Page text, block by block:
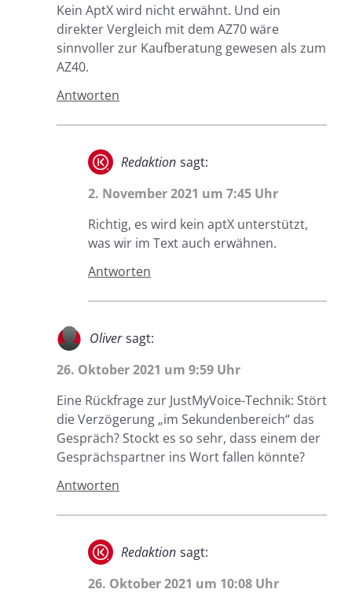
Kein AptX wird nicht erwähnt. Und ein
direkter Vergleich mit dem AZ70 wäre
sinnvoller zur Kaufberatung gewesen als zum
AZ40.
Antworten
Redaktion sagt:
2. November 2021 um 7:45 Uhr
Richtig, es wird kein aptX unterstützt,
was wir im Text auch erwähnen.
Antworten
Oliver sagt:
26. Oktober 2021 um 9:59 Uhr
Eine Rückfrage zur JustMyVoice-Technik: Stört
die Verzögerung „im Sekundenbereich“ das
Gespräch? Stockt es so sehr, dass einem der
Gesprächspartner ins Wort fallen könnte?
Antworten
Redaktion sagt:
26. Oktober 2021 um 10:08 Uhr